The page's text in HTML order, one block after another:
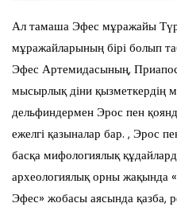
Ал тамаша Эфес мұражайы
мұражайларының бірі болып
Эфес Артемидасының,
мысырлық діни қызметкердің
дельфиндермен Эрос пен
ежелгі қазыналар бар. , Эрос
басқа мифологиялық
археологиялық орны жақында
Эфес» жобасы аясында қазба,